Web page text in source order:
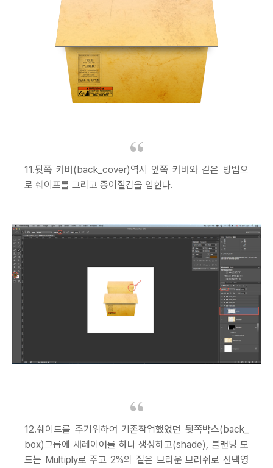
11.뒷쪽 커버(back_cover)역시 앞쪽 커버와 같은 방법으
로 쉐이프를 그리고 종이질감을 입힌다.
12.쉐이드를 주기위하여 기존작업했었던 뒷쪽박스(back_
box)그룹에 새레이어를 하나 생성하고(shade), 블랜딩 모
드는 Multiply로 주고 2%의 짙은 브라운 브러쉬로 선택영